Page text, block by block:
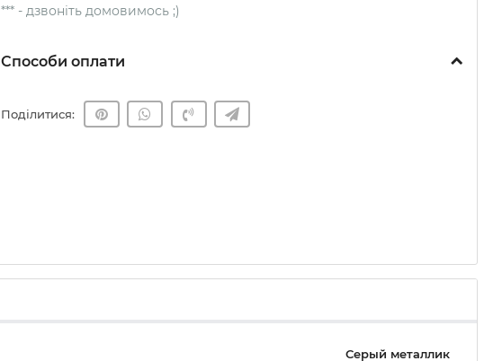
*** - дзвоніть домовимось ;)
Способи оплати
Поділитися:
Серый металлик